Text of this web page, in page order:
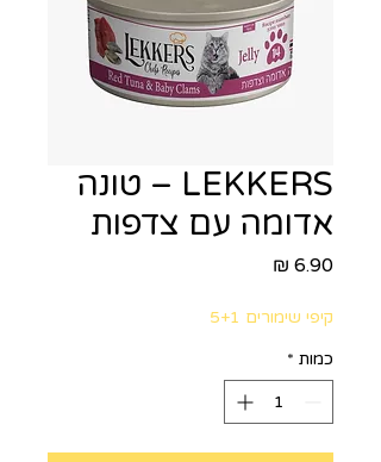
LEKKERS – טונה
אדומה עם צדפות
קיפי שימורים 5+1
כמות *